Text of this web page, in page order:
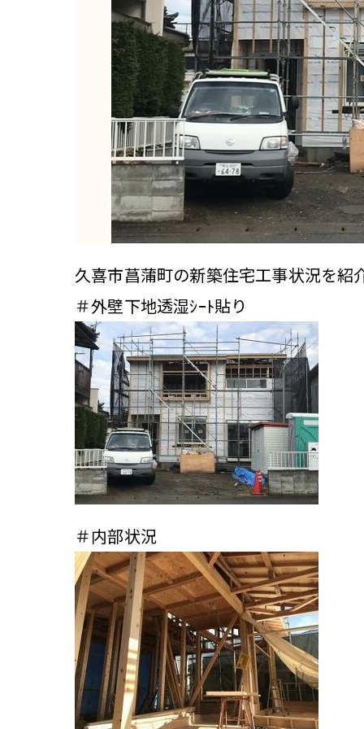
久喜市菖蒲町の新築住宅工事状況を紹
＃外壁下地透湿ｼｰﾄ貼り
＃内部状況